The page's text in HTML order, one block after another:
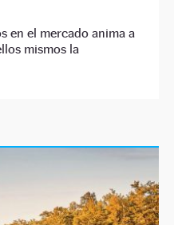
en el mercado anima a
mismos la